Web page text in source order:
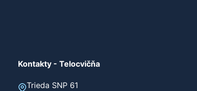
Kontakty - Telocvičňa
Trieda SNP 61